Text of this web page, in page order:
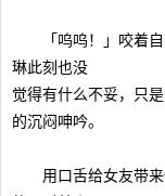
「呜呜！」咬着自
琳此刻也没
觉得有什么不妥，只
的沉闷呻吟。
用口舌给女友带来